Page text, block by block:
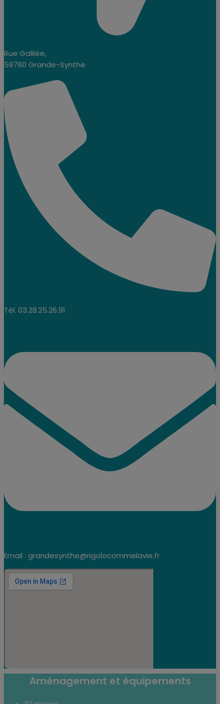
Rue Galilée,
59760 Grande-Synthe
Tél. 03.28.25.26.91
Email : grandesynthe@rigolocommelavie.fr
Aménagement et équipements